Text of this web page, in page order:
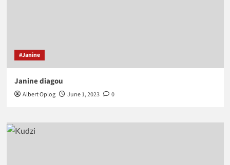
#Janine
Janine diagou
Albert Oplog June 1, 2023 0